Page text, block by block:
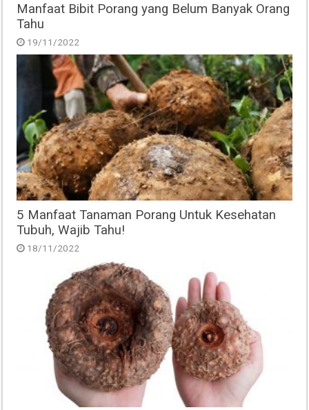
Manfaat Bibit Porang yang Belum Banyak Orang
Tahu
19/11/2022
5 Manfaat Tanaman Porang Untuk Kesehatan
Tubuh, Wajib Tahu!
18/11/2022